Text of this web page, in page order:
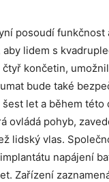
posoudí funkčnost
lidem s
končetin,
bude také
let a během této
ovládá pohyb,
lidský vlas.
napájení
Zařízení